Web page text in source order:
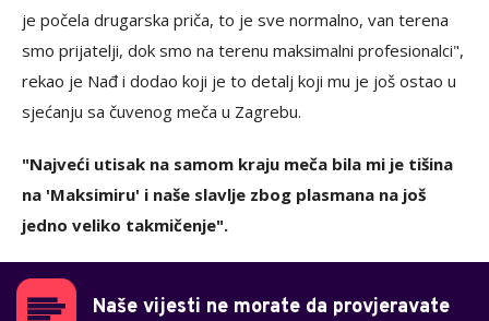
je počela drugarska priča, to je sve normalno, van terena
smo prijatelji, dok smo na terenu maksimalni profesionalci",
rekao je Nađ i dodao koji je to detalj koji mu je još ostao u
sjećanju sa čuvenog meča u Zagrebu.
"Najveći utisak na samom kraju meča bila mi je tišina
na 'Maksimiru' i naše slavlje zbog plasmana na još
jedno veliko takmičenje".
Naše vijesti ne morate da provjeravate